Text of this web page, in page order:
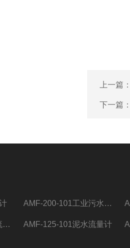
上一篇
下一篇
AMF-200-101工业污水流量计
AMF-150-101循环水流量计,电磁流量计 AMF-125-101泥水流量计